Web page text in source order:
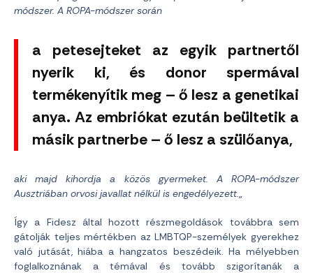
módszer. A ROPA-módszer során
a petesejteket az egyik partnertől
nyerik ki, és donor spermával
termékenyítik meg – ő lesz a genetikai
anya. Az embriókat ezután beültetik a
másik partnerbe – ő lesz a szülőanya,
aki majd kihordja a közös gyermeket. A ROPA-módszer
Ausztriában orvosi javallat nélkül is engedélyezett.„
Így a Fidesz által hozott részmegoldások továbbra sem
gátolják teljes mértékben az LMBTQP-személyek gyerekhez
való jutását, hiába a hangzatos beszédeik. Ha mélyebben
foglalkoznának a témával és tovább szigorítanák a